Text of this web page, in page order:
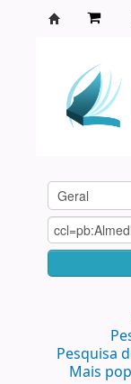
Pesquisa
Mais